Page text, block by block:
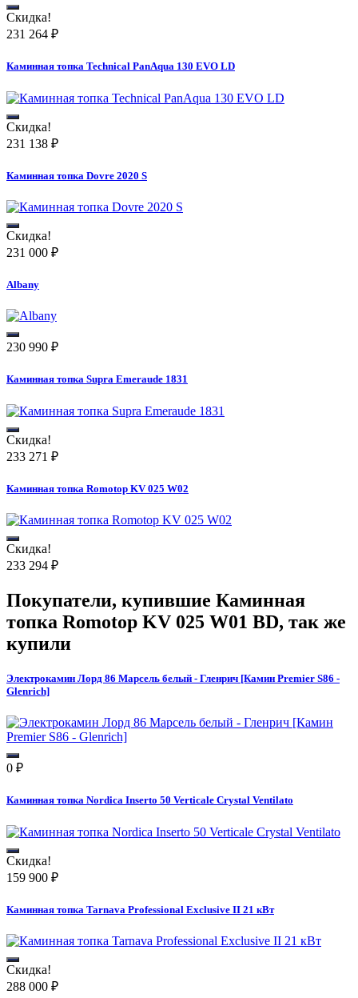
Скидка!
231 264 ₽
Каминная топка Technical PanAqua 130 EVO LD
Скидка!
231 138 ₽
Каминная топка Dovre 2020 S
Скидка!
231 000 ₽
Albany
230 990 ₽
Каминная топка Supra Emeraude 1831
Скидка!
233 271 ₽
Каминная топка Romotop KV 025 W02
Скидка!
233 294 ₽
Покупатели, купившие Каминная
топка Romotop KV 025 W01 BD, так же
купили
Электрокамин Лорд 86 Марсель белый - Гленрич [Камин Premier S86 -
Glenrich]
0 ₽
Каминная топка Nordica Inserto 50 Verticale Crystal Ventilato
Скидка!
159 900 ₽
Каминная топка Tarnava Professional Exclusive II 21 кВт
Скидка!
288 000 ₽